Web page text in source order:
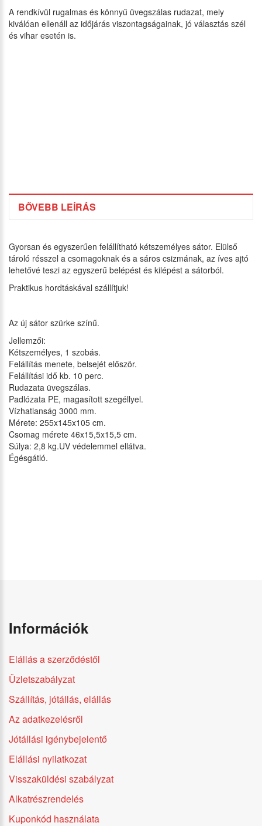
A rendkívül rugalmas és könnyű üvegszálas rudazat, mely
kiválóan ellenáll az időjárás viszontagságainak, jó választás szél
és vihar esetén is.
BŐVEBB LEÍRÁS
Gyorsan és egyszerűen felállítható kétszemélyes sátor. Elülső
tároló résszel a csomagoknak és a sáros csizmának, az íves ajtó
lehetővé teszi az egyszerű belépést és kilépést a sátorból.
Praktikus hordtáskával szállítjuk!
Az új sátor szürke színű.
Jellemzői:
Kétszemélyes, 1 szobás.
Felállítás menete, belsejét először.
Felállítási idő kb. 10 perc.
Rudazata üvegszálas.
Padlózata PE, magasított szegéllyel.
Vízhatlanság 3000 mm.
Mérete: 255x145x105 cm.
Csomag mérete 46x15,5x15,5 cm.
Súlya: 2,8 kg.UV védelemmel ellátva.
Égésgátló.
Információk
Elállás a szerződéstől
Üzletszabályzat
Szállítás, jótállás, elállás
Az adatkezelésről
Jótállási igénybejelentő
Elállási nyilatkozat
Visszaküldési szabályzat
Alkatrészrendelés
Kuponkód használata